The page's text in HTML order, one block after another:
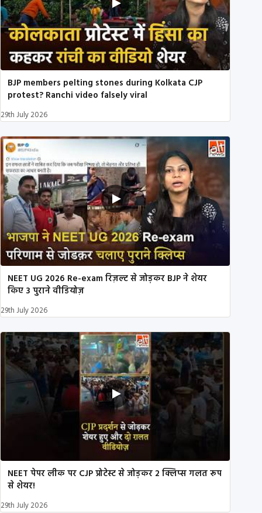
BJP members pelting stones during Kolkata CJP
protest? Ranchi video falsely viral
29th July 2026
NEET UG 2026 Re-exam रिज़ल्ट से जोड़कर BJP ने शेयर
किए 3 पुराने वीडियोज़
29th July 2026
NEET पेपर लीक पर CJP प्रोटेस्ट से जोड़कर 2 क्लिप्स गलत रूप
से शेयर!
29th July 2026